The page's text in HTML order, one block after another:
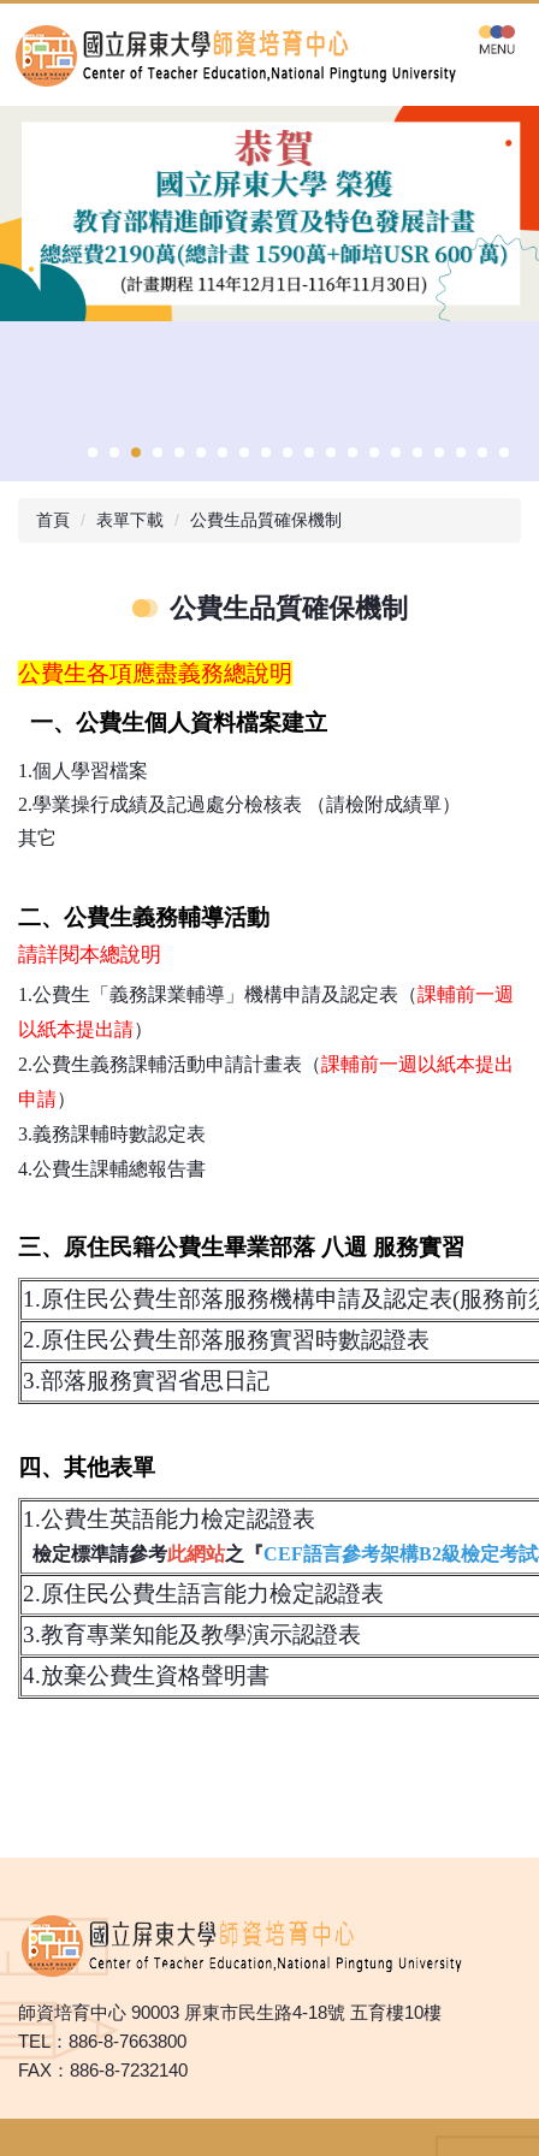
到
主
首頁 表單下載 公費生品質確保機制
公費生品質確保機制
公費生各項應盡義務總說明
一、公費生個人資料檔案建立
1.個人學習檔案
2.學業操行成績及記過處分檢核表 （請檢附成績單）
其它
二、公費生義務輔導活動
請詳閱本總說明
1.公費生「義務課業輔導」機構申請及認定表 （課輔前一週
以紙本提出請）
2.公費生義務課輔活動申請計畫表 （課輔前一週以紙本提出
申請）
3.義務課輔時數認定表
4.公費生課輔總報告書
三、原住民籍公費生畢業部落 八週 服務實習
1.原住民公費生部落服務機構申請及認定表(服務前
2.原住民公費生部落服務實習時數認證表
3.部落服務實習省思日記
四、其他表單
1.公費生英語能力檢定認證表
檢定標準請參考此網站之『CEF語言參考架構B2級檢定考
2.原住民公費生語言能力檢定認證表
3.教育專業知能及教學演示認證表
4.放棄公費生資格聲明書
師資培育中心 90003 屏東市民生路4-18號 五育樓10樓
TEL：886-8-7663800
FAX：886-8-7232140